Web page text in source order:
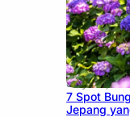
July 23,
7 Spot
Jepang